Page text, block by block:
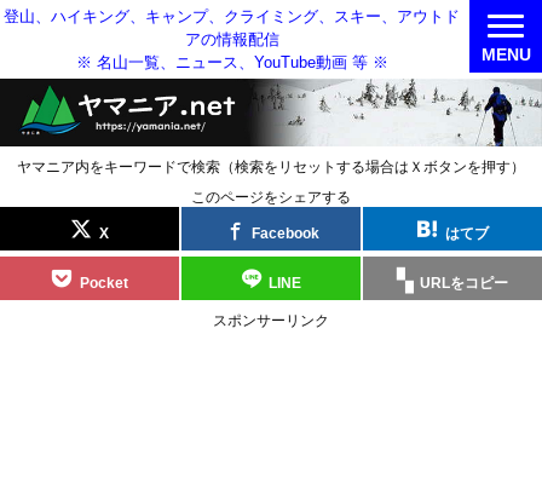
登山、ハイキング、キャンプ、クライミング、スキー、アウトド
アの情報配信
※ 名山一覧、ニュース、YouTube動画 等 ※
ヤマニア内をキーワードで検索（検索をリセットする場合はＸボタンを押す）
MENU
このページをシェアする
X Facebook はてブ
Pocket LINE URLをコピー
スポンサーリンク